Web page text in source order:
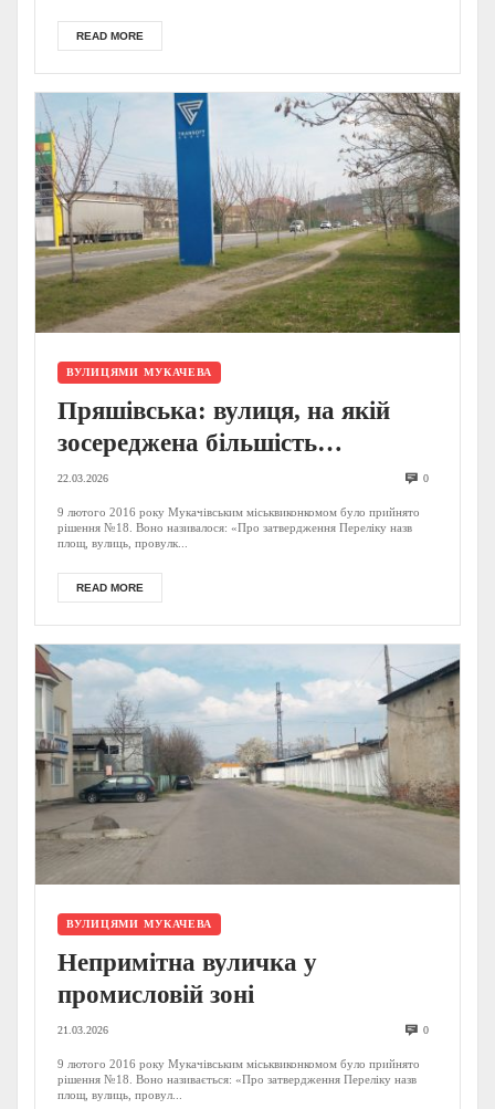
READ MORE
ВУЛИЦЯМИ МУКАЧЕВА
Пряшівська: вулиця, на якій
зосереджена більшість
промисловості
22.03.2026 0
9 лютого 2016 року Мукачівським міськвиконкомом було прийнято
рішення №18. Воно називалося: «Про затвердження Переліку назв
площ, вулиць, провулк...
READ MORE
ВУЛИЦЯМИ МУКАЧЕВА
Непримітна вуличка у
промисловій зоні
21.03.2026 0
9 лютого 2016 року Мукачівським міськвиконкомом було прийнято
рішення №18. Воно називається: «Про затвердження Переліку назв
площ, вулиць, провул...